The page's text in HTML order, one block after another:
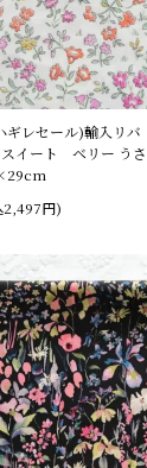
ギレセール)輸入リバ
イート ベリー うさ
円)